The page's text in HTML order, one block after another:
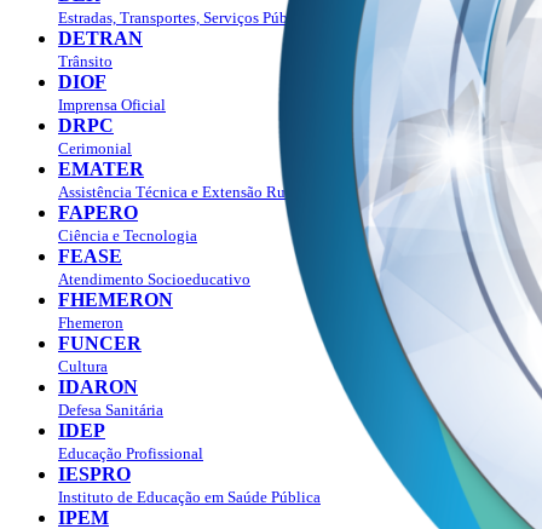
Estradas, Transportes, Serviços Públicos
DETRAN
Trânsito
DIOF
Imprensa Oficial
DRPC
Cerimonial
EMATER
Assistência Técnica e Extensão Rural
FAPERO
Ciência e Tecnologia
FEASE
Atendimento Socioeducativo
FHEMERON
Fhemeron
FUNCER
Cultura
IDARON
Defesa Sanitária
IDEP
Educação Profissional
IESPRO
Instituto de Educação em Saúde Pública
IPEM